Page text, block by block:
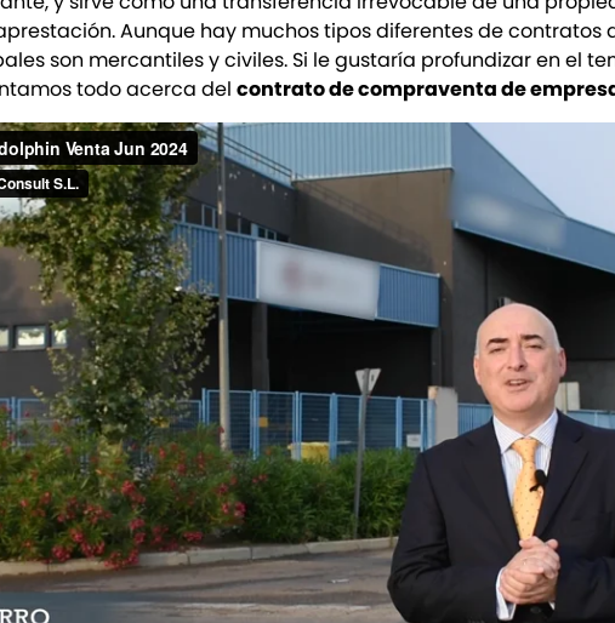
Aunque hay muchos tipos diferentes de contratos
son mercantiles y civiles. Si le gustaría profundizar en el
todo acerca del contrato de compraventa de